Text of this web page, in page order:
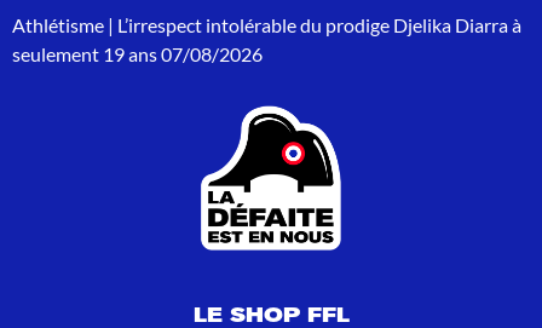
:
Athlétisme | L’irrespect intolérable du prodige Djelika Diarra à
seulement 19 ans07/08/2026
LE SHOP FFL